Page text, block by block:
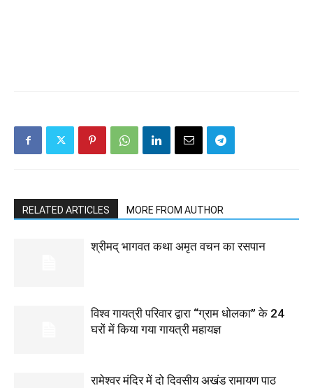
RELATED ARTICLES MORE FROM AUTHOR
श्रीमद् भागवत कथा अमृत वचन का रसपान
विश्व गायत्री परिवार द्वारा “ग्राम धोलका” के 24
घरों में किया गया गायत्री महायज्ञ
रामेश्वर मंदिर में दो दिवसीय अखंड रामायण पाठ